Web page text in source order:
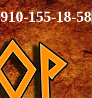
155-18-58